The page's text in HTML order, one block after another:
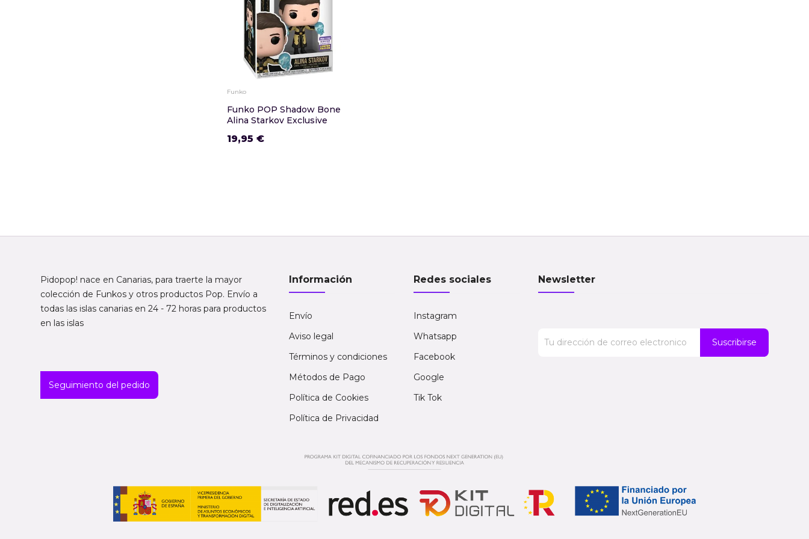
Funko
Funko POP Shadow Bone
Alina Starkov Exclusive
19,95 €
Pidopop! nace en Canarias, para traerte la mayor
colección de Funkos y otros productos Pop. Envío a
todas las islas canarias en 24 - 72 horas para productos
en las islas
Seguimiento del pedido
Información
Envío
Aviso legal
Términos y condiciones
Métodos de Pago
Política de Cookies
Política de Privacidad
Redes sociales
Instagram
Whatsapp
Facebook
Google
Tik Tok
Newsletter